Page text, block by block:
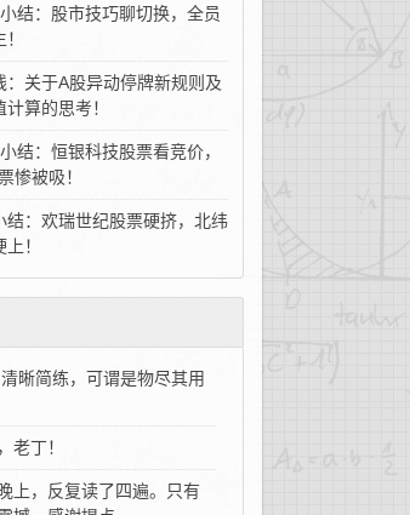
结：股市技巧聊切换，全员
：关于A股异动停牌新规则及
算的思考！
结：恒银科技股票看竞价，
惨被吸！
结：欢瑞世纪股票硬挤，北纬
！
晰简练，可谓是物尽其用
老丁！
上，反复读了四遍。只有